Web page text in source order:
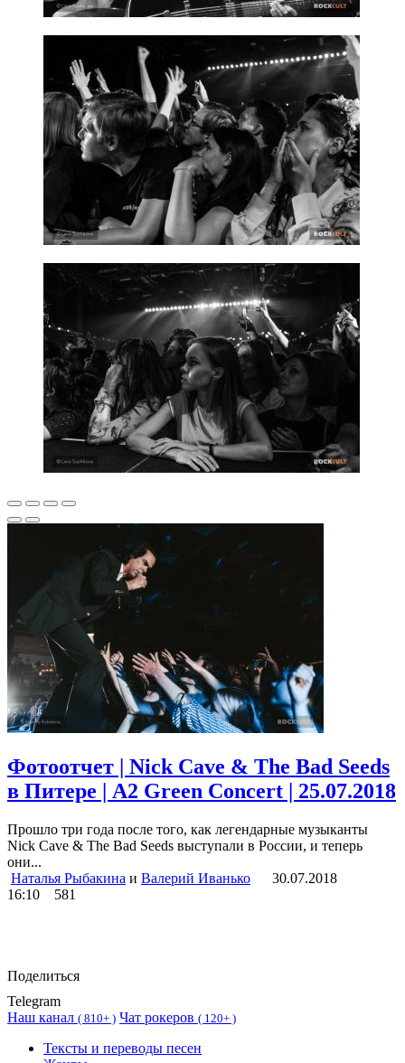
Фотоотчет | Nick Cave & The Bad Seeds
в Питере | А2 Green Concert | 25.07.2018
Прошло три года после того, как легендарные музыканты
Nick Cave & The Bad Seeds выступали в России, и теперь
они...
Наталья Рыбакина и Валерий Иванько
30.07.2018
16:10
581
Поделиться
Telegram
Наш канал ( 810+ ) Чат рокеров ( 120+ )
Тексты и переводы песен